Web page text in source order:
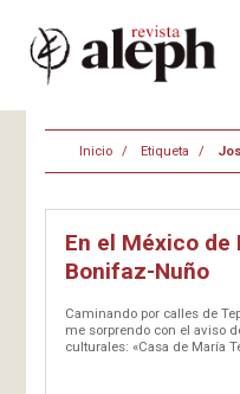
Inicio Etiqueta
En el México de
Bonifaz-Nuño
Caminando por calles de
me sorprendo con el aviso
culturales: «Casa de María